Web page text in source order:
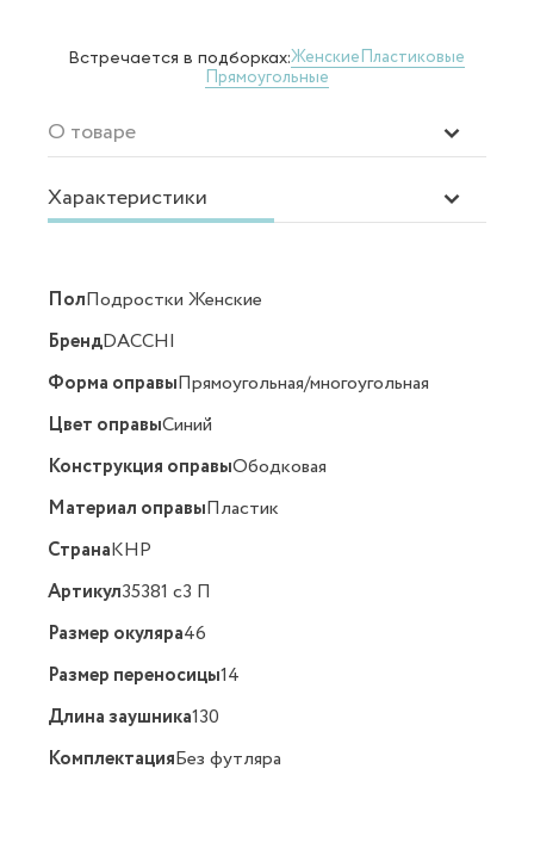
Встречается в подборках:ЖенскиеПластиковые
Прямоугольные
О товаре
Характеристики
ПолПодростки Женские
БрендDACCHI
Форма оправыПрямоугольная/многоугольная
Цвет оправыСиний
Конструкция оправыОбодковая
Материал оправыПластик
СтранаКНР
Артикул35381 c3 П
Размер окуляра46
Размер переносицы14
Длина заушника130
КомплектацияБез футляра